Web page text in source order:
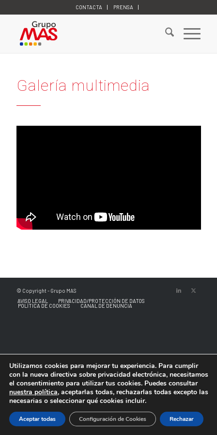
CONTACTA PRENSA
Galería multimedia
© Copyright - Grupo MAS
AVISO LEGAL
PRIVACIDAD/PROTECCIÓN DE DATOS
POLÍTICA DE COOKIES CANAL DE DENUNCIA
Utilizamos cookies para mejorar tu experiencia. Para cumplir
con la nueva directiva sobre privacidad electrónica, necesitamos
el consentimiento para utilizar tus cookies. Puedes consultar
nuestra política, aceptarlas todas, rechazarlas todas excepto las
necesarias o seleccionar qué cookies incluir.
Aceptar todas Rechazar
Configuración de Cookies